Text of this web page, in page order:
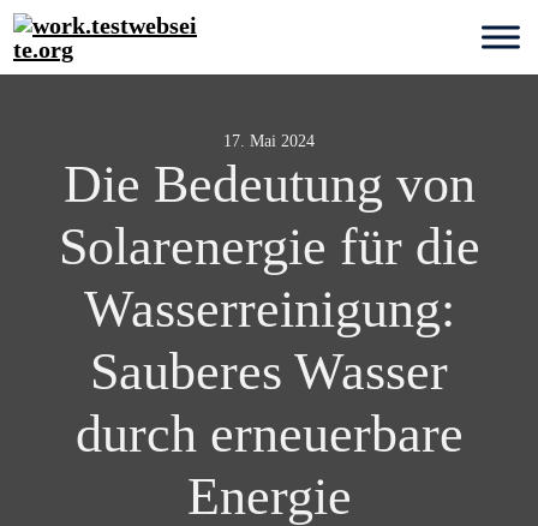
Die Bedeutung von
Solarenergie für die
Wasserreinigung:
Sauberes Wasser
durch erneuerbare
Energie
17. Mai 2024